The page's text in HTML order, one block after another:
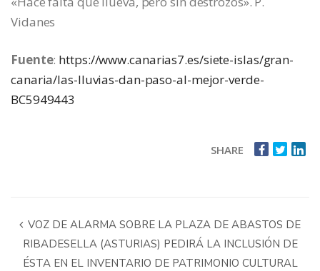
Vidanes
Fuente: https://www.canarias7.es/siete-islas/gran-
canaria/las-lluvias-dan-paso-al-mejor-verde-
BC5949443
SHARE
VOZ DE ALARMA SOBRE LA PLAZA DE ABASTOS DE
RIBADESELLA (ASTURIAS) PEDIRÁ LA INCLUSIÓN DE
ÉSTA EN EL INVENTARIO DE PATRIMONIO CULTURAL